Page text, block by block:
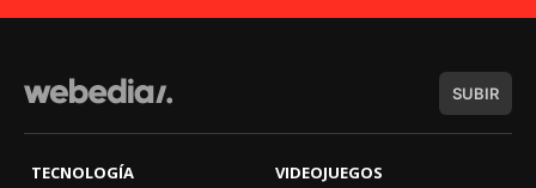
SUBIR
TECNOLOGÍA
VIDEOJUEGOS